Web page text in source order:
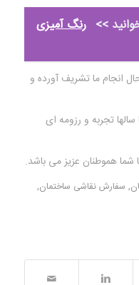
>> رنگ آمیزی
انجام ما تشریف آورده و
تجربه و رزومه ای
شما هموطنان عزیز می باشد.
, سفارش نقاشی ساختمان,